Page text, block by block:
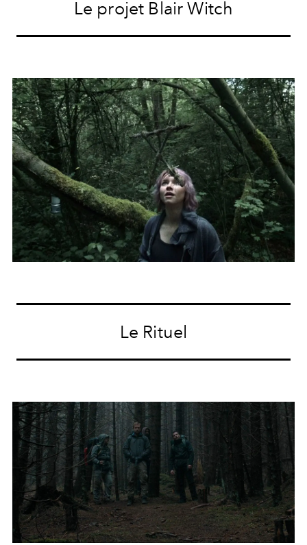
Le projet Blair Witch
Le Rituel